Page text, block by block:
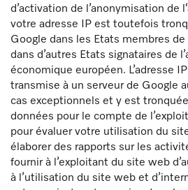
d’activation de l’anonymisation de
votre adresse IP est toutefois
Google dans les Etats membres de
dans d’autres Etats signataires de
économique européen. L’adresse
transmise à un serveur de Google
cas exceptionnels et y est
données pour le compte de
pour évaluer votre utilisation du
élaborer des rapports sur les
fournir à l’exploitant du site web
à l’utilisation du site web et